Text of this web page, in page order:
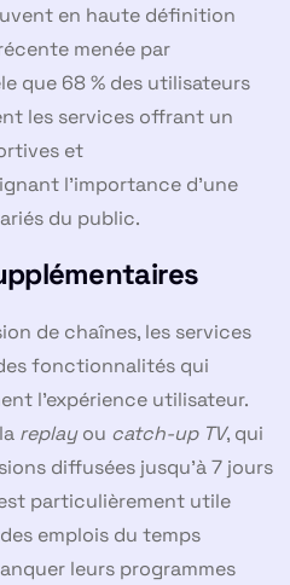
en haute définition
menée par
que 68 % des utilisateurs
les services offrant un
et
l’importance d’une
du public.
de chaînes, les services
fonctionnalités qui
l’expérience utilisateur.
replayou catch-up TV, qui
diffusées jusqu’à 7 jours
particulièrement utile
emplois du temps
leurs programmes